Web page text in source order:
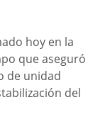
hoy en la
que aseguró
de unidad
del